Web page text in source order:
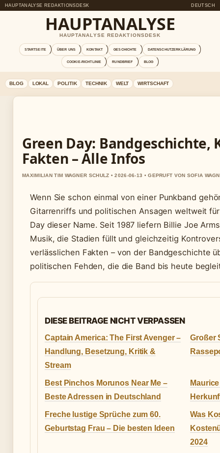
HAUPTANALYSE REDAKTIONSDESK DEUTSCH
HAUPTANALYSE
HAUPTANALYSE REDAKTIONSDESK
STARTSEITE ÜBER UNS KONTAKT GESCHICHTE DATENSCHUTZERKLÄRUNG
COOKIE-RICHTLINIE RUNDBRIEF BLOG
BLOG LOKAL POLITIK TECHNIK WELT WIRTSCHAFT
Green Day: Bandgeschichte,
Fakten – Alle Infos
MAXIMILIAN TIM WAGNER SCHULZ • 2026-06-13 • GEPRUFT VON SOFIA
Wenn Sie schon einmal von einer Punkband
Gitarrenriffs und politischen Ansagen weltweit
Day dieser Name. Seit 1987 liefern Billie Joe
Musik, die Stadien füllt und gleichzeitig
verlässlichen Fakten – von der Bandgeschichte
politischen Fehden, die die Band bis heute
DIESE BEITRAGE NICHT VERPASSEN
Captain America: The First Avenger –
Handlung, Besetzung, Kritik &
Stream
Großer
Best Pinchos Morunos Near Me –
Beste Adressen in Deutschland
Freche lustige Sprüche zum 60.
Geburtstag Frau – Die besten Ideen
Was
2024